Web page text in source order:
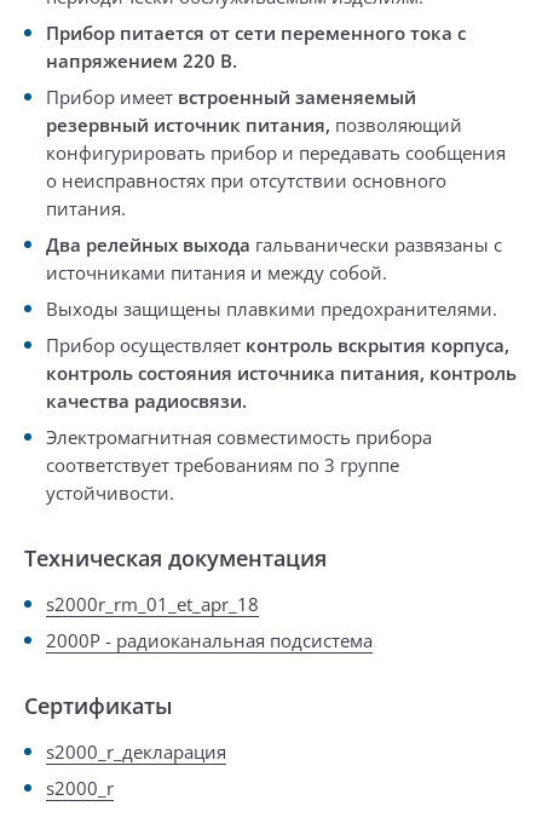
Прибор питается от сети переменного тока с
напряжением 220 В.
Прибор имеет встроенный заменяемый
резервный источник питания, позволяющий
конфигурировать прибор и передавать сообщения
о неисправностях при отсутствии основного
питания.
Два релейных выхода гальванически развязаны с
источниками питания и между собой.
Выходы защищены плавкими предохранителями.
Прибор осуществляет контроль вскрытия корпуса,
контроль состояния источника питания, контроль
качества радиосвязи.
Электромагнитная совместимость прибора
соответствует требованиям по 3 группе
устойчивости.
Техническая документация
s2000r_rm_01_et_apr_18
2000Р - радиоканальная подсистема
Сертификаты
s2000_r_декларация
s2000_r